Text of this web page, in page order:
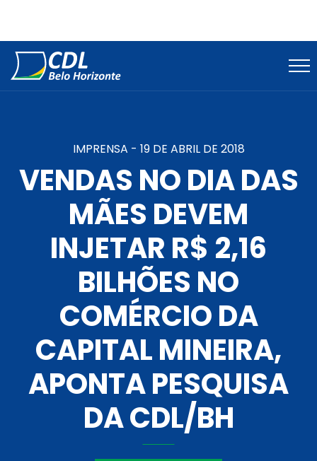
IMPRENSA - 19 DE ABRIL DE 2018
VENDAS NO DIA DAS
MÃES DEVEM
INJETAR R$ 2,16
BILHÕES NO
COMÉRCIO DA
CAPITAL MINEIRA,
APONTA PESQUISA
DA CDL/BH